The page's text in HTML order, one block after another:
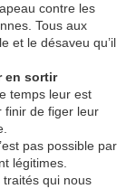
contre les
Tous aux
et le désaveu qu’il
en sortir
temps leur est
finir de figer leur
pas possible par
légitimes.
qui nous